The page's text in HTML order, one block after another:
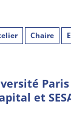
Chaire
et